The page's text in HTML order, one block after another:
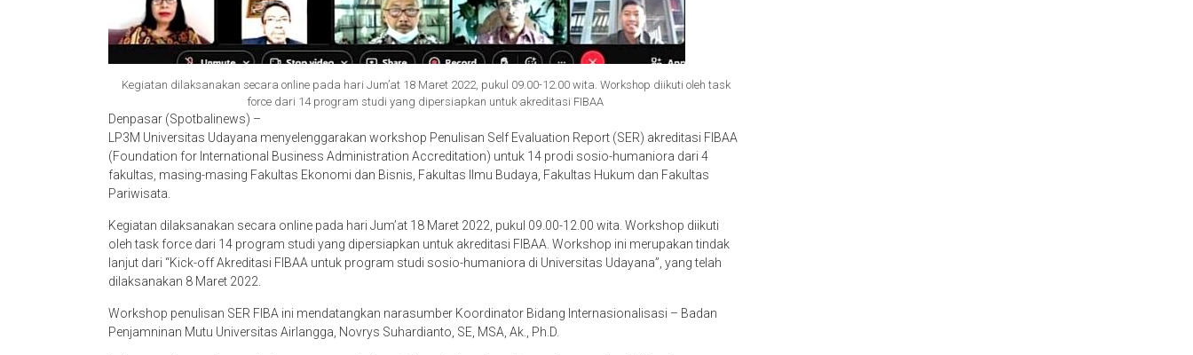
Kegiatan dilaksanakan secara online pada hari Jum’at 18 Maret 2022, pukul 09.00-12.00 wita. Workshop diikuti oleh task
force dari 14 program studi yang dipersiapkan untuk akreditasi FIBAA
Denpasar (Spotbalinews) –
LP3M Universitas Udayana menyelenggarakan workshop Penulisan Self Evaluation Report (SER) akreditasi FIBAA
(Foundation for International Business Administration Accreditation) untuk 14 prodi sosio-humaniora dari 4
fakultas, masing-masing Fakultas Ekonomi dan Bisnis, Fakultas Ilmu Budaya, Fakultas Hukum dan Fakultas
Pariwisata.
Kegiatan dilaksanakan secara online pada hari Jum’at 18 Maret 2022, pukul 09.00-12.00 wita. Workshop diikuti
oleh task force dari 14 program studi yang dipersiapkan untuk akreditasi FIBAA. Workshop ini merupakan tindak
lanjut dari “Kick-off Akreditasi FIBAA untuk program studi sosio-humaniora di Universitas Udayana”, yang telah
dilaksanakan 8 Maret 2022.
Workshop penulisan SER FIBA ini mendatangkan narasumber Koordinator Bidang Internasionalisasi – Badan
Penjamninan Mutu Universitas Airlangga, Novrys Suhardianto, SE, MSA, Ak., Ph.D.